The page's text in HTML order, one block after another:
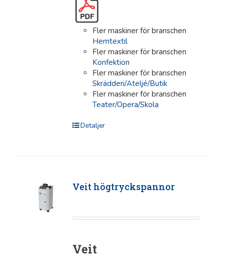
Fler maskiner för branschen
Hemtextil
Fler maskiner för branschen
Konfektion
Fler maskiner för branschen
Skrädderi/Ateljé/Butik
Fler maskiner för branschen
Teater/Opera/Skola
Detaljer
Veit högtryckspannor
Veit